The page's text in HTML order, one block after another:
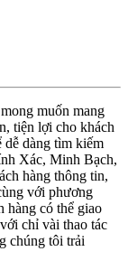
muốn mang
tiện lợi cho khách
dễ dàng tìm kiếm
Xác, Minh Bạch,
hàng thông tin,
với phương
hàng có thể giao
chỉ vài thao tác
chúng tôi trải